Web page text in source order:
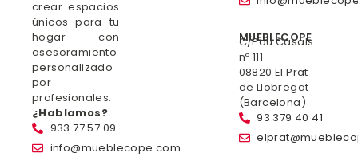
crear espacios
únicos para tu
hogar con
asesoramiento
personalizado
por
profesionales.
¿Hablamos?
933 77 57 09
info@mueblecope.com
MUEBLECOPE
C/Pau Casals
nº 111
08820 El Prat
de Llobregat
(Barcelona)
93 379 40 41